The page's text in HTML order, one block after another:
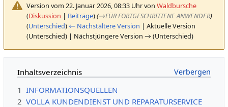
Version vom 22. Januar 2026, 08:33 Uhr von Waldbursche
(Diskussion | Beiträge)(→FÜR FORTGESCHRITTENE ANWENDER)
(Unterschied) ← Nächstältere Version | Aktuelle Version
(Unterschied) | Nächstjüngere Version → (Unterschied)
Inhaltsverzeichnis
1 INFORMATIONSQUELLEN
2 VOLLA KUNDENDIENST UND REPARATURSERVICE